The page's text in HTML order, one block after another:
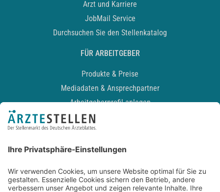
Arzt und Karriere
JobMail Service
Durchsuchen Sie den Stellenkatalog
FÜR ARBEITGEBER
Produkte & Preise
Mediadaten & Ansprechpartner
Arbeitgeberprofil anlegen
Recruiting-Podcast
Kontakt
Datenschutz